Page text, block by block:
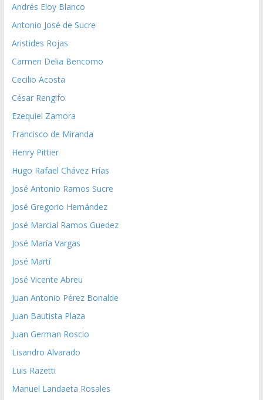
Andrés Eloy Blanco
Antonio José de Sucre
Aristides Rojas
Carmen Delia Bencomo
Cecilio Acosta
César Rengifo
Ezequiel Zamora
Francisco de Miranda
Henry Pittier
Hugo Rafael Chávez Frías
José Antonio Ramos Sucre
José Gregorio Hernández
José Marcial Ramos Guedez
José María Vargas
José Martí
José Vicente Abreu
Juan Antonio Pérez Bonalde
Juan Bautista Plaza
Juan German Roscio
Lisandro Alvarado
Luis Razetti
Manuel Landaeta Rosales